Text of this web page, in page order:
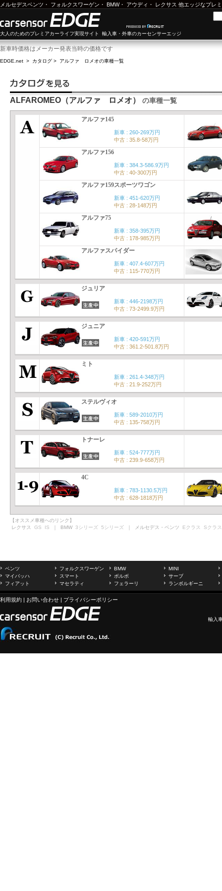
メルセデスベンツ ・ フォルクスワーゲン ・ BMW・ アウディ ・ レクサス 他エッジなプレ
大人のためのプレミアカーライフ実現サイト 輸入車・外車のカーセンサーエッジ
新車時価格はメーカー発表当時の価格です
EDGE.net > カタログ > アルファ ロメオの車種一覧
ALFAROMEO（アルファ ロメオ） の車種一覧
アルファ145
新車 : 260-269万円
中古 : 35.8-58万円
アルファ156
新車 : 384.3-586.9万円
中古 : 40-300万円
アルファ159スポーツワゴン
新車 : 451-620万円
中古 : 28-148万円
アルファ75
新車 : 358-395万円
中古 : 178-985万円
アルファスパイダー
新車 : 407.4-607万円
中古 : 115-770万円
ジュリア
新車 : 446-2198万円
中古 : 73-2499.9万円
ジュニア
新車 : 420-591万円
中古 : 361.2-501.8万円
ミト
新車 : 261.4-348万円
中古 : 21.9-252万円
ステルヴィオ
新車 : 589-2010万円
中古 : 135-758万円
トナーレ
新車 : 524-777万円
中古 : 239.9-658万円
4C
新車 : 783-1130.5万円
中古 : 628-1818万円
【オススメ車種へのリンク】
レクサス GS IS ｜ BMW 3シリーズ 5シリーズ ｜ メルセデス・ベンツ Eクラス Sクラス
ベンツ フォルクスワーゲン BMW
MINI
マイバッハ
スマート ボルボ
サーブ
フィアット
マセラティ フェラーリ ランボルギーニ
利用規約 | お問い合わせ | プライバシーポリシー
輸入